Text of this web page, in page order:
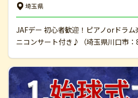
埼玉県
JAFデー 初心者歓迎！ピアノorドラ
ニコンサート付き♪（埼玉県川口市：